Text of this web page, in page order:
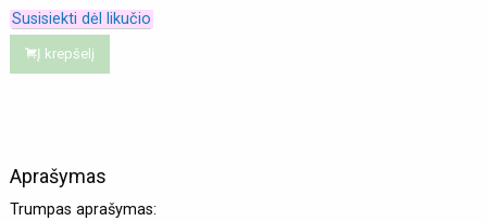
Susisiekti dėl likučio
Į krepšelį
Aprašymas
Trumpas aprašymas: